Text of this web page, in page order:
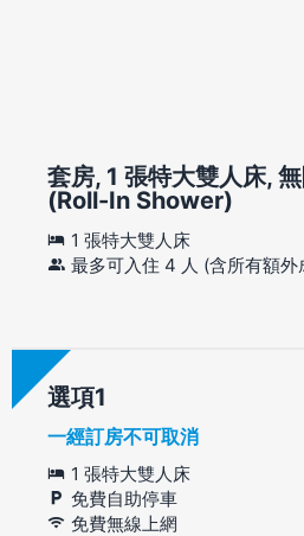
套房, 1 張特大雙人床,
(Roll-In Shower)
1 張特大雙人床
最多可入住 4 人 (含所有額外
選項
一經訂房不可取消
1 張特大雙人床
免費自助停車
免費無線上網